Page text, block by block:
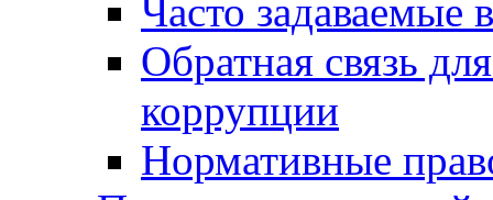
Часто задаваемые
Обратная связь
коррупции
Нормативные